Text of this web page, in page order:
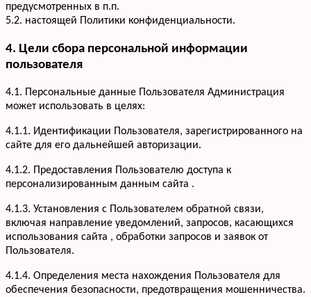
предусмотренных в п.п.
5.2. настоящей Политики конфиденциальности.
4. Цели сбора персональной информации
пользователя
4.1. Персональные данные Пользователя Администрация
может использовать в целях:
4.1.1. Идентификации Пользователя, зарегистрированного на
сайте для его дальнейшей авторизации.
4.1.2. Предоставления Пользователю доступа к
персонализированным данным сайта .
4.1.3. Установления с Пользователем обратной связи,
включая направление уведомлений, запросов, касающихся
использования сайта , обработки запросов и заявок от
Пользователя.
4.1.4. Определения места нахождения Пользователя для
обеспечения безопасности, предотвращения мошенничества.